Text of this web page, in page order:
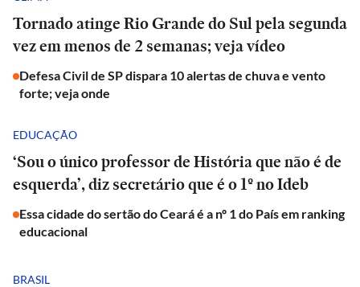
Tornado atinge Rio Grande do Sul pela segunda
vez em menos de 2 semanas; veja vídeo
Defesa Civil de SP dispara 10 alertas de chuva e vento
forte; veja onde
EDUCAÇÃO
‘Sou o único professor de História que não é de
esquerda’, diz secretário que é o 1º no Ideb
Essa cidade do sertão do Ceará é a nº 1 do País em ranking
educacional
BRASIL